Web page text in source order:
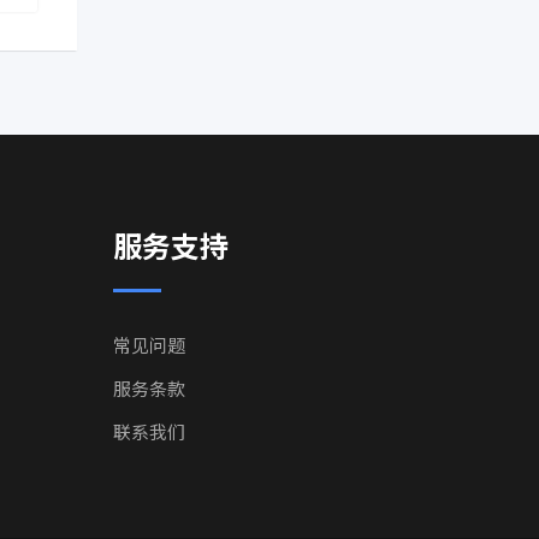
服务支持
常见问题
服务条款
联系我们